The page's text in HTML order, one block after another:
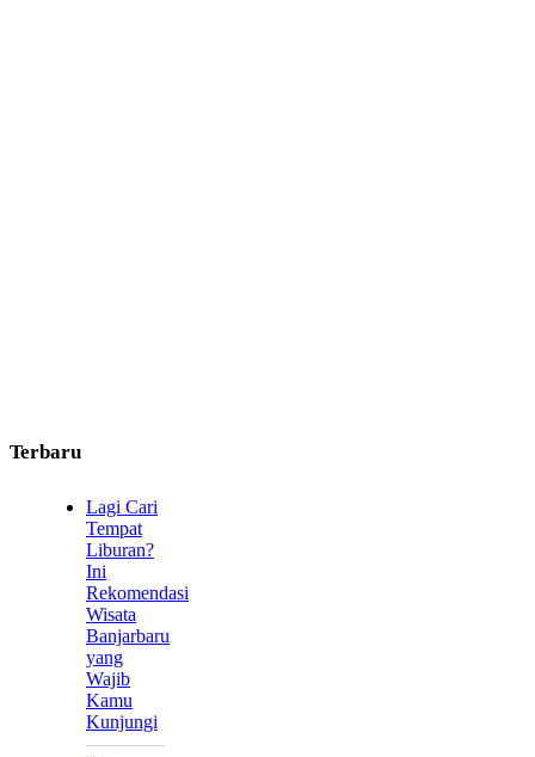
Terbaru
Lagi Cari
Tempat
Liburan?
Ini
Rekomendasi
Wisata
Banjarbaru
yang
Wajib
Kamu
Kunjungi